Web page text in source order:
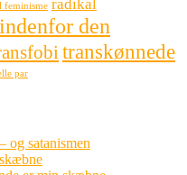
feminisme radikal
den
transkønnede
par
og satanismen